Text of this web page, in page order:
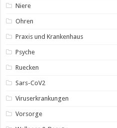
Niere
Ohren
Praxis und Krankenhaus
Psyche
Ruecken
Sars-CoV2
Viruserkrankungen
Vorsorge